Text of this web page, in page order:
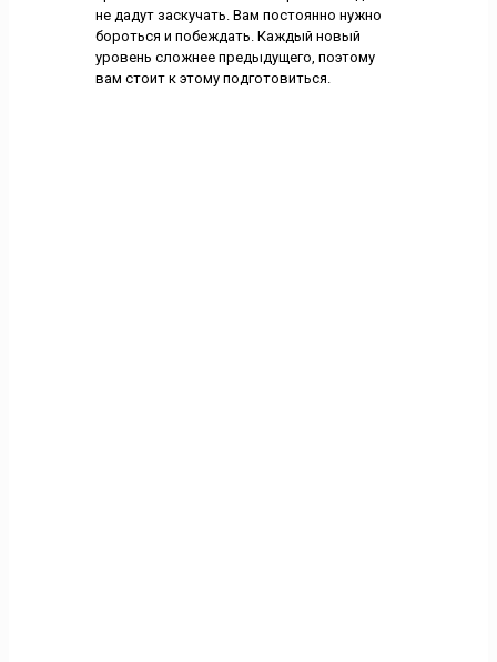
не дадут заскучать. Вам постоянно нужно
бороться и побеждать. Каждый новый
уровень сложнее предыдущего, поэтому
вам стоит к этому подготовиться.